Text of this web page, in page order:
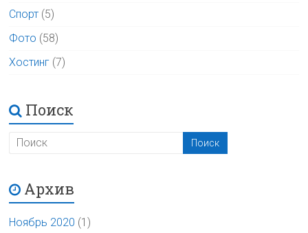
Спорт (5)
Фото (58)
Хостинг (7)
Поиск
Архив
Ноябрь 2020 (1)